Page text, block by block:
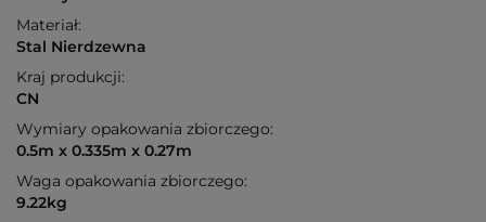
Materiał:
Stal Nierdzewna
Kraj produkcji:
CN
Wymiary opakowania zbiorczego:
0.5m x 0.335m x 0.27m
Waga opakowania zbiorczego:
9.22kg